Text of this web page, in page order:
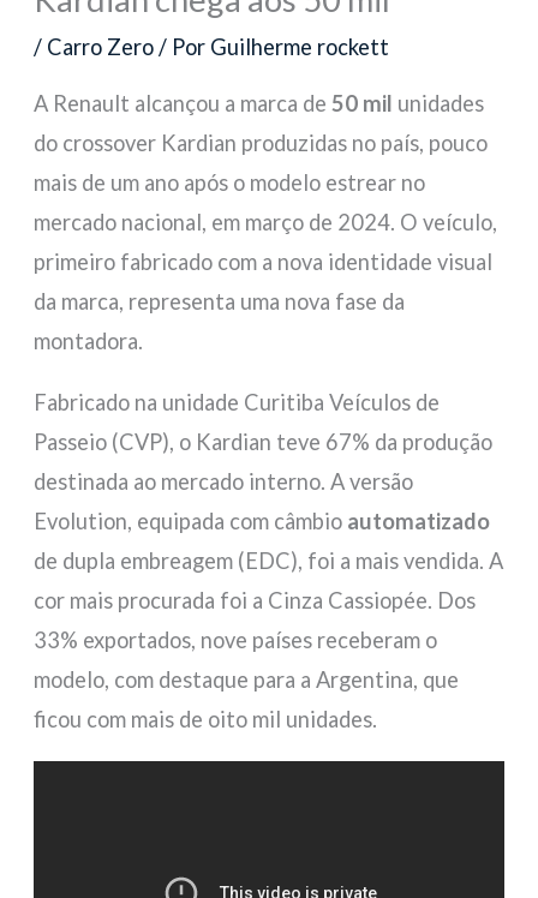
/ Carro Zero/ Por Guilherme rockett
A Renault alcançou a marca de50 mil unidades
do crossover Kardian produzidas no país, pouco
mais de um ano após o modelo estrear no
mercado nacional, em março de 2024. O veículo,
primeiro fabricado com a nova identidade visual
da marca, representa uma nova fase da
montadora.
Fabricado na unidade Curitiba Veículos de
Passeio (CVP), o Kardian teve 67% da produção
destinada ao mercado interno. A versão
Evolution, equipada com câmbio automatizado
de dupla embreagem (EDC), foi a mais vendida. A
cor mais procurada foi a Cinza Cassiopée. Dos
33% exportados, nove países receberam o
modelo, com destaque para a Argentina, que
ficou com mais de oito mil unidades.